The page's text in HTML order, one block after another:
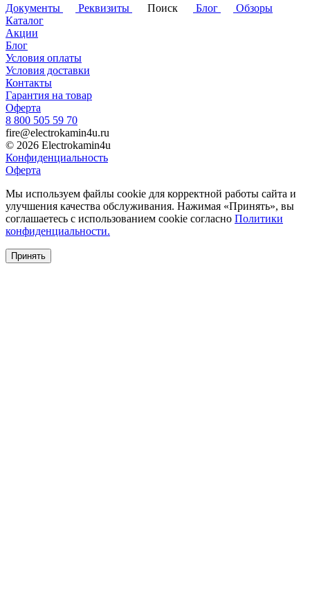
Документы
Реквизиты Поиск Блог
Обзоры
Каталог
Акции
Блог
Условия оплаты
Условия доставки
Контакты
Гарантия на товар
Оферта
8 800 505 59 70
fire@electrokamin4u.ru
© 2026 Electrokamin4u
Конфиденциальность
Оферта
Мы используем файлы cookie для корректной работы сайта и
улучшения качества обслуживания. Нажимая «Принять», вы
соглашаетесь с использованием cookie согласно Политики
конфиденциальности.
Принять